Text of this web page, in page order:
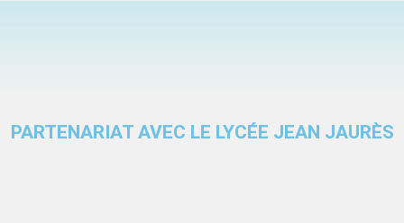
PARTENARIAT AVEC LE LYCÉE JEAN JAURÈS